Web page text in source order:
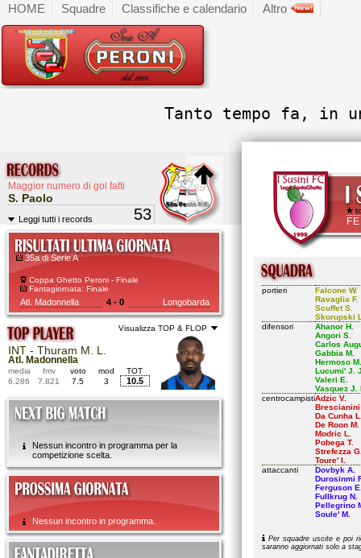
HOME Squadre Classifiche e calendario Altro
Tanto tempo fa, in
Leggi tutti i records
Maggior numero di gol fatti
S. Paolo
53
35a di Serie A
Coppa Ghetto Peroni - Finale
Fantagiornata: Finale
Atl. Madonnella 4 - 0 Longobarda
Visualizza TOP & FLOP
INT - Thuram M. L.
Atl. Madonnella
media fmv voto mod
TOT
6.286
7.821 7.5 3 10.5
Nessun incontro in programma per la
competizione scelta.
Nessun incontro in programma.
portieri
Falcone W.
Ravaglia F.
Scuffet S.
Skorupski
difensori
Ahanor H.
Angori S.
Carlos
Gabbia M.
Hermoso M.
Lucumi' J.
Valeri E.
Vasquez J.
centrocampistiAdzic V.
Brescianini
Da Cunha
De Roon M.
Modric L.
Pobega T.
Strefezza
Toure' I.
attaccanti
Dovbyk A.
Durosinmi
Ferguson
Fullkrug N.
Pellegrino
Soule' M.
Per squadre uscite e poi
saranno aggiornati solo a